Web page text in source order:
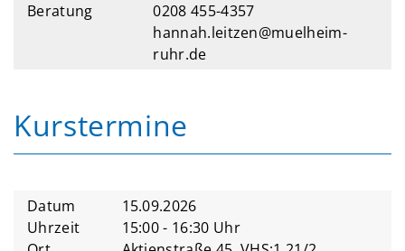
Beratung
0208 455-4357
hannah.leitzen@muelheim-
ruhr.de
Kurstermine
Datum
15.09.2026
Uhrzeit
15:00 - 16:30 Uhr